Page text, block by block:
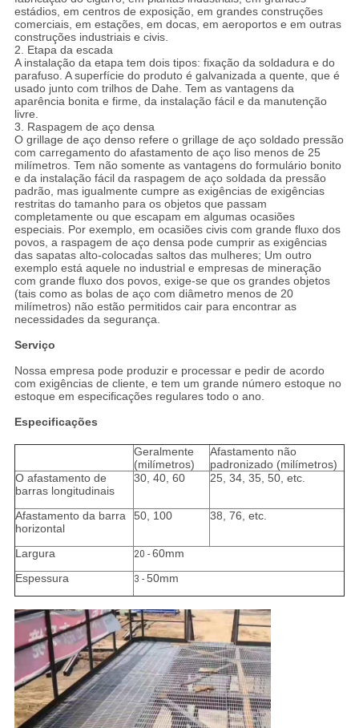
estádios, em centros de exposição, em grandes construções
comerciais, em estações, em docas, em aeroportos e em outras
construções industriais e civis.
2. Etapa da escada
A instalação da etapa tem dois tipos: fixação da soldadura e do
parafuso. A superfície do produto é galvanizada a quente, que é
usado junto com trilhos de Dahe. Tem as vantagens da
aparência bonita e firme, da instalação fácil e da manutenção
livre.
3. Raspagem de aço densa
O grillage de aço denso refere o grillage de aço soldado pressão
com carregamento do afastamento de aço liso menos de 25
milímetros. Tem não somente as vantagens do formulário bonito
e da instalação fácil da raspagem de aço soldada da pressão
padrão, mas igualmente cumpre as exigências de exigências
restritas do tamanho para os objetos que passam
completamente ou que escapam em algumas ocasiões
especiais. Por exemplo, em ocasiões civis com grande fluxo dos
povos, a raspagem de aço densa pode cumprir as exigências
das sapatas alto-colocadas saltos das mulheres; Um outro
exemplo está aquele no industrial e empresas de mineração
com grande fluxo dos povos, exige-se que os grandes objetos
(tais como as bolas de aço com diâmetro menos de 20
milímetros) não estão permitidos cair para encontrar as
necessidades da segurança.
Serviço
Nossa empresa pode produzir e processar e pedir de acordo
com exigências de cliente, e tem um grande número estoque no
estoque em especificações regulares todo o ano.
Especificações
Geralmente
(milímetros)
Afastamento não
padronizado (milímetros)
O afastamento de
barras longitudinais
30, 40, 60 25, 34, 35, 50, etc.
Afastamento da barra
horizontal
50, 100 38, 76, etc.
Largura 20 - 60mm
Espessura
3 - 50mm